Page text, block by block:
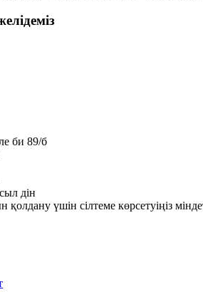
би 89/б
дін
қолдану үшін сілтеме көрсетуіңіз